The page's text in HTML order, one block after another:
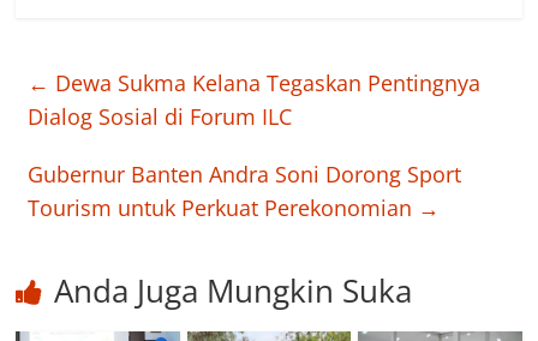
← Dewa Sukma Kelana Tegaskan Pentingnya
Dialog Sosial di Forum ILC
Gubernur Banten Andra Soni Dorong Sport
Tourism untuk Perkuat Perekonomian →
Anda Juga Mungkin Suka